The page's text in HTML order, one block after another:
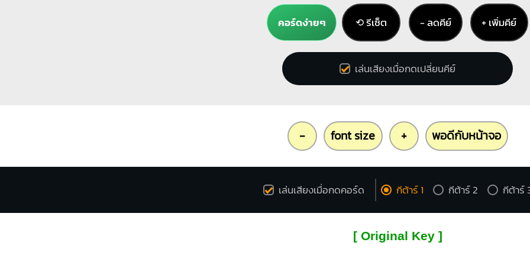
คอร์ดง่ายๆ ⟲ รีเซ็ต − ลดคีย์ + เพิ่มคีย์
เล่นเสียงเมื่อกดเปลี่ยนคีย์
- font size + พอดีกับหน้าจอ
เล่นเสียงเมื่อกดคอร์ด กีต้าร์ 1 กีต้าร์ 2 กีต้าร์
[ Original Key ]